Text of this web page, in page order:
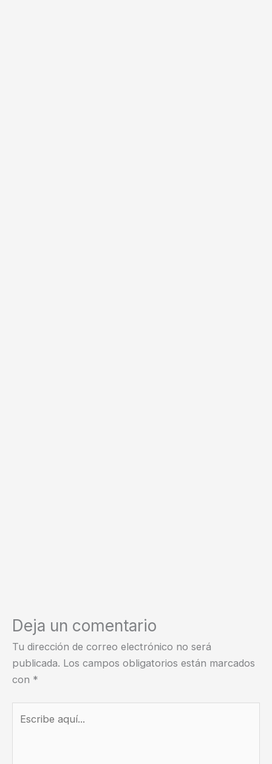
Deja un comentario
Tu dirección de correo electrónico no será
publicada. Los campos obligatorios están marcados
con *
aquí...